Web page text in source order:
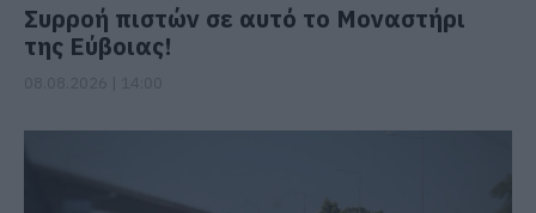
Συρροή πιστών σε αυτό το Μοναστήρι
της Εύβοιας!